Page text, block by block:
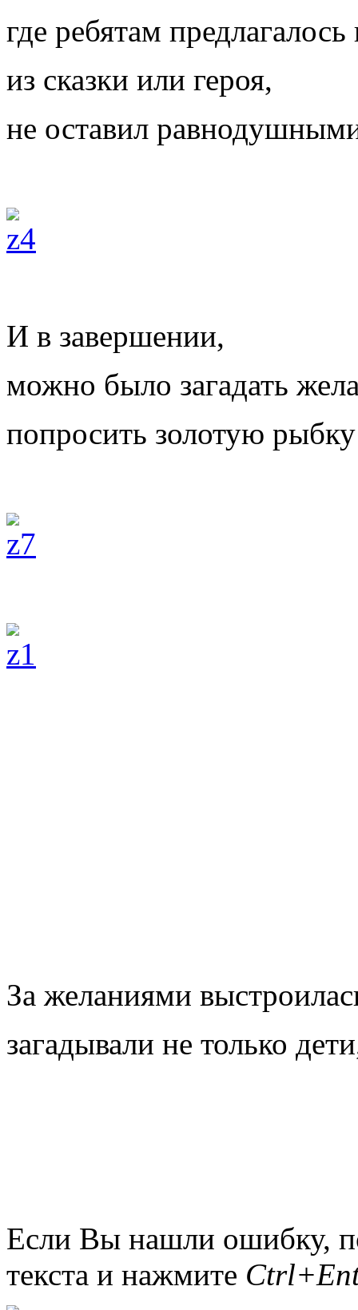
где ребятам
из сказки или героя,
не оставил
И в завершении,
можно было загадать
попросить золотую
За желаниями
загадывали не только
Если Вы нашли ошибку,
текста и нажмите